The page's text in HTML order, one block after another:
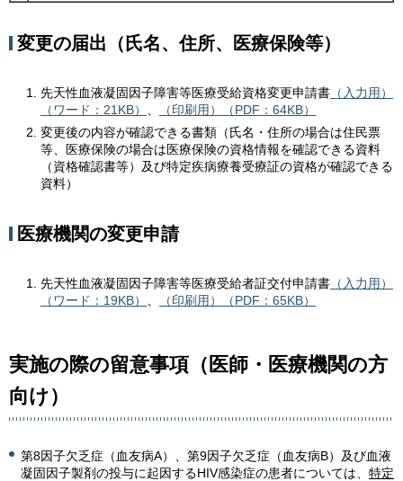
変更の届出（氏名、住所、医療保険等）
先天性血液凝固因子障害等医療受給資格変更申請書 （入力用）
（ワード：21KB）
（印刷用）（PDF：64KB）
変更後の内容が確認できる書類（氏名・住所の場合は住民票
等、医療保険の場合は医療保険の資格情報を確認できる資料
（資格確認書等）及び特定疾病療養受療証の資格が確認できる
資料）
医療機関の変更申請
先天性血液凝固因子障害等医療受給者証交付申請書 （入力用）
（ワード：19KB）
（印刷用）（PDF：65KB）
実施の際の留意事項（医師・医療機関の方
向け）
第8因子欠乏症（血友病A）、第9因子欠乏症（血友病B）及び血液
凝固因子製剤の投与に起因するHIV感染症の患者については、 特定